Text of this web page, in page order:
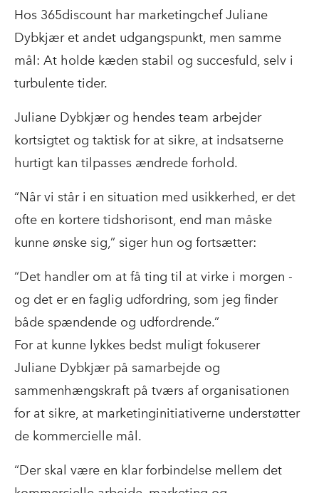
Hos 365discount har marketingchef Juliane
Dybkjær et andet udgangspunkt, men samme
mål: At holde kæden stabil og succesfuld, selv i
turbulente tider.
Juliane Dybkjær og hendes team arbejder
kortsigtet og taktisk for at sikre, at indsatserne
hurtigt kan tilpasses ændrede forhold.
“Når vi står i en situation med usikkerhed, er det
ofte en kortere tidshorisont, end man måske
kunne ønske sig,” siger hun og fortsætter:
“Det handler om at få ting til at virke i morgen -
og det er en faglig udfordring, som jeg finder
både spændende og udfordrende.”
For at kunne lykkes bedst muligt fokuserer
Juliane Dybkjær på samarbejde og
sammenhængskraft på tværs af organisationen
for at sikre, at marketinginitiativerne understøtter
de kommercielle mål.
“Der skal være en klar forbindelse mellem det